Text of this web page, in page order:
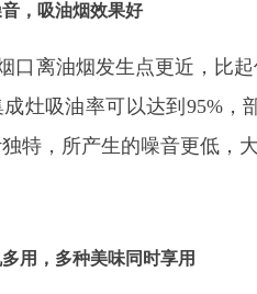
，吸油烟效果好
口离油烟发生点更近，比
灶吸油率可以达到 95%，
特，所产生的噪音更低，
用，多种美味同时享用